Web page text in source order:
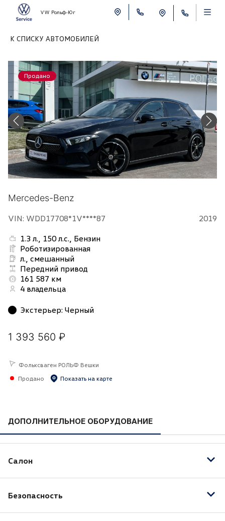
VW Рольф-Юг
К СПИСКУ АВТОМОБИЛЕЙ
Продано
ДОПОЛНИТЕЛЬНОЕ ОБОРУДОВАНИЕ
Салон
Отделка кожей рулевого колеса
Подогрев передних сидений
Безопасность
Mercedes-Benz
VIN: WDD17708*1V****87
2019
1.3 л., 150 л.с., Бензин
Роботизированная
л., смешанный
Передний привод
161 587 км
4 владельца
Экстерьер: Черный
1 393 560 ₽
Фольксваген РОЛЬФ Вешки
Продано
Показать на карте